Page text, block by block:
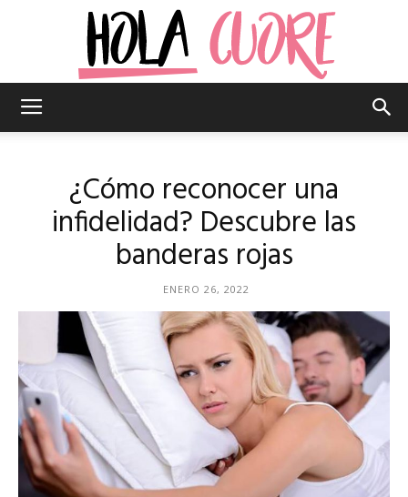
–
La
revista
¿Cómo reconocer una
infidelidad? Descubre las
banderas rojas
ENERO 26, 2022